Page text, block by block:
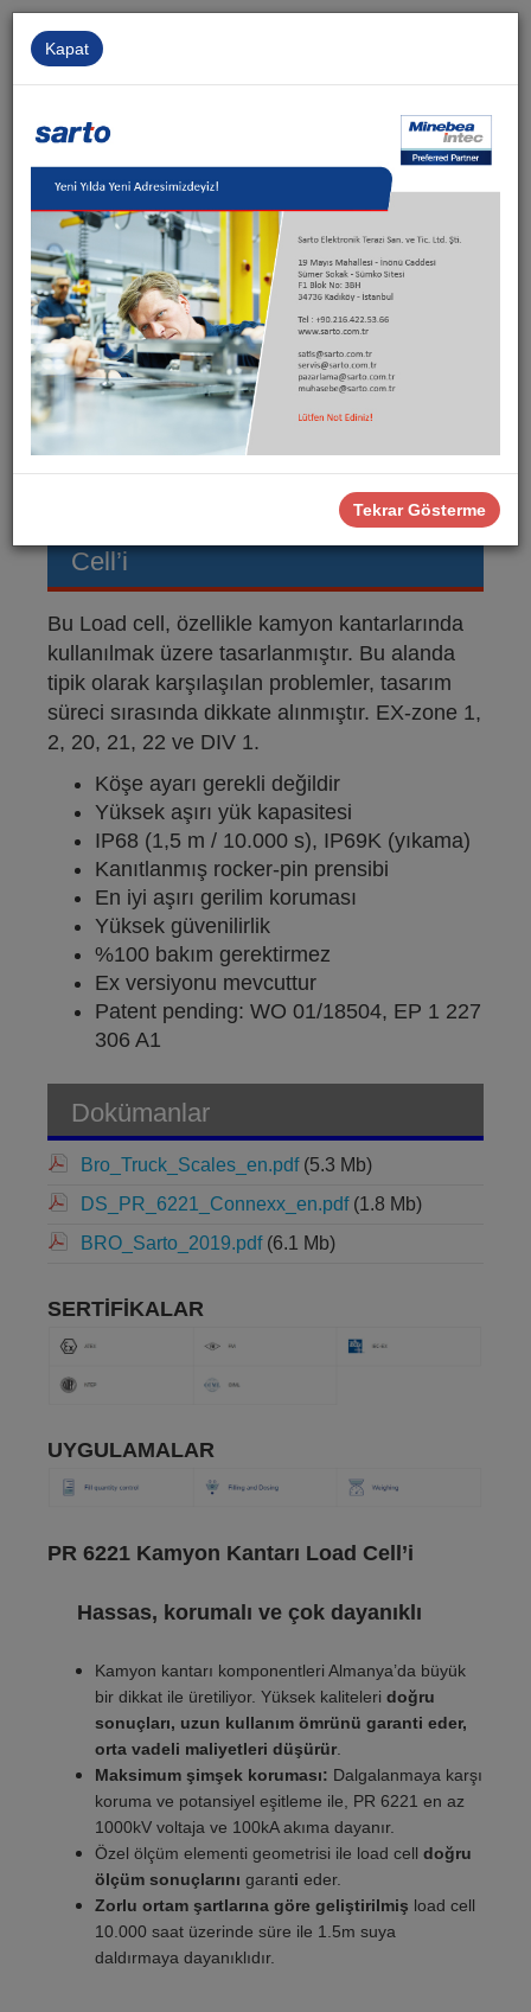
İletişim
Kapat
Tekrar Gösterme
Sarto Ürünler
Ex Çözümler
Tehlikeli Alan Load Cell'leri
PR 6221 Kamyon Kantar Load Cell’i
PR 6221 Kamyon Kantar Load
Cell’i
Bu Load cell, özellikle kamyon kantarlarında
kullanılmak üzere tasarlanmıştır. Bu alanda
tipik olarak karşılaşılan problemler, tasarım
süreci sırasında dikkate alınmıştır. EX-zone 1,
2, 20, 21, 22 ve DIV 1.
Köşe ayarı gerekli değildir
Yüksek aşırı yük kapasitesi
IP68 (1,5 m / 10.000 s), IP69K (yıkama)
Kanıtlanmış rocker-pin prensibi
En iyi aşırı gerilim koruması
Yüksek güvenilirlik
%100 bakım gerektirmez
Ex versiyonu mevcuttur
Patent pending: WO 01/18504, EP 1 227
306 A1
Dokümanlar
Bro_Truck_Scales_en.pdf(5.3 Mb)
DS_PR_6221_Connexx_en.pdf(1.8 Mb)
BRO_Sarto_2019.pdf(6.1 Mb)
SERTİFİKALAR
UYGULAMALAR
PR 6221 Kamyon Kantarı Load Cell’i
Hassas, korumalı ve çok dayanıklı
Kamyon kantarı komponentleri Almanya’da büyük
bir dikkat ile üretiliyor. Yüksek kaliteleri doğru
sonuçları, uzun kullanım ömrünü garanti eder,
orta vadeli maliyetleri düşürür
Maksimum şimşek koruması: Dalgalanmaya karşı
koruma ve potansiyel eşitleme ile, PR 6221 en az
1000kV voltaja ve 100kA akıma dayanır.
Özel ölçüm elementi geometrisi ile load cell doğru
ölçüm sonuçlarını garanti eder.
Zorlu ortam şartlarına göre geliştirilmiş load cell
10.000 saat üzerinde süre ile 1.5m suya
daldırmaya dayanıklıdır.